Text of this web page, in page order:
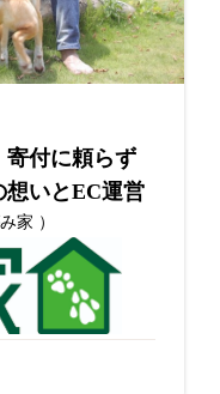
寄付に頼らず
想いとEC運営
家 ）